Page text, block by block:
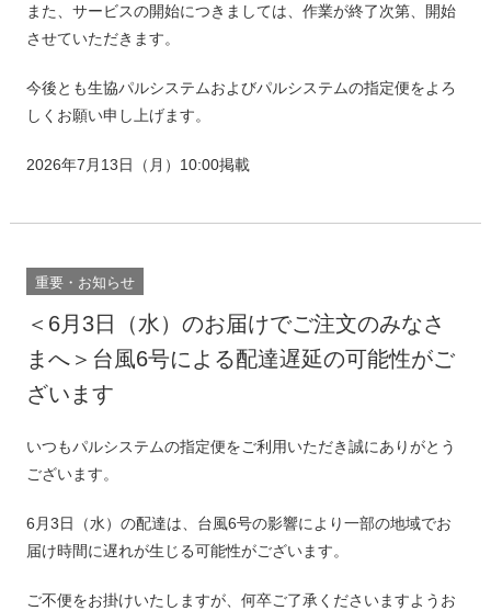
また、サービスの開始につきましては、作業が終了次第、開始
させていただきます。
今後とも生協パルシステムおよびパルシステムの指定便をよろ
しくお願い申し上げます。
2026年7月13日（月）10:00掲載
重要・お知らせ
＜6月3日（水）のお届けでご注文のみなさ
まへ＞台風6号による配達遅延の可能性がご
ざいます
いつもパルシステムの指定便をご利用いただき誠にありがとう
ございます。
6月3日（水）の配達は、台風6号の影響により一部の地域でお
届け時間に遅れが生じる可能性がございます。
ご不便をお掛けいたしますが、何卒ご了承くださいますようお